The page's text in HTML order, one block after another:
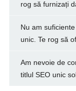
rog să furnizați
Nu am
unic. Te rog să
Am nevoie de
titlul SEO unic